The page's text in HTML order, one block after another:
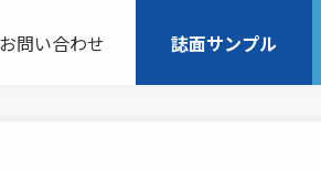
お問い合わせ 誌面サンプル